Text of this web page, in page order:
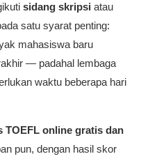
sidang skripsi atau
satu syarat penting:
mahasiswa baru
— padahal lembaga
waktu beberapa hari
TOEFL online gratis dan
pun, dengan hasil skor